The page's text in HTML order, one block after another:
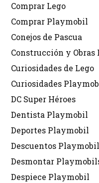
Comprar Lego
Comprar Playmobil
Conejos de Pascua
Construcción y
Curiosidades de Lego
Curiosidades
DC Super Héroes
Dentista Playmobil
Deportes Playmobil
Descuentos Playmobil
Desmontar
Despiece Playmobil